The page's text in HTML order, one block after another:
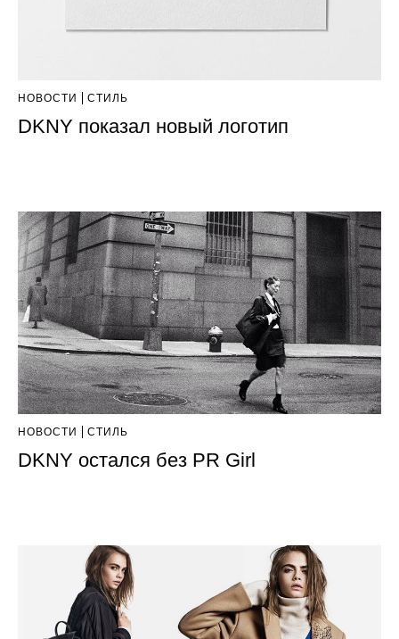
НОВОСТИ СТИЛЬ
DKNY показал новый логотип
НОВОСТИ СТИЛЬ
DKNY остался без PR Girl